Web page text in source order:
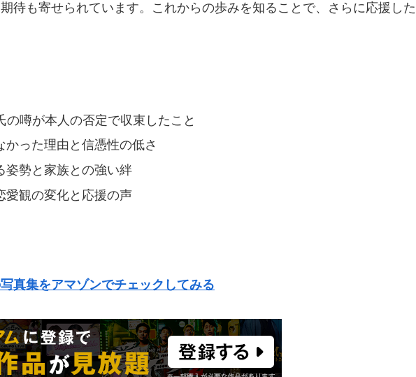
待も寄せられています。これからの歩みを知ることで、さらに応援した
の噂が本人の否定で収束したこと
かった理由と信憑性の低さ
姿勢と家族との強い絆
愛観の変化と応援の声
真集をアマゾンでチェックしてみる